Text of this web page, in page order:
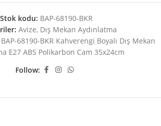
Stok kodu: BAP-68190-BKR
Avize, Dış Mekan Aydınlatma
68190-BKR Kahverengi Boyalı Dış Mekan
E27 ABS Polikarbon Cam 35x24cm
Follow: